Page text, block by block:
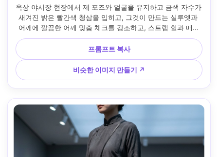
옥상 야시장 현장에서 제 포즈와 얼굴을 유지하고 금색 자수가
새겨진 밝은 빨간색 청삼을 입히고, 그것이 만드는 실루엣과
어깨에 깔끔한 어깨 맞춤 체크를 강조하고, 스트랩 힐과 매치
하고, 뒤에 다채로운 노점, 혼합 네온과 따뜻한 전구, 35mm 렌
즈, 전신 세로 프레임, 선명한 초점, 자연스러운 그림자 및 사실
적인 질감 --ar 4:5
프롬프트 복사
비슷한 이미지 만들기 ↗